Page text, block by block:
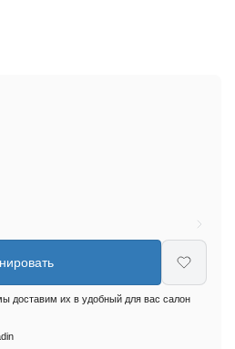
доставим их в удобный для вас салон